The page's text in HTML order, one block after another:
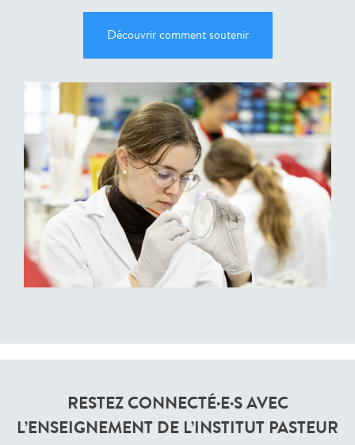
Découvrir comment soutenir
RESTEZ CONNECTÉ·E·S AVEC
L’ENSEIGNEMENT DE L’INSTITUT PASTEUR